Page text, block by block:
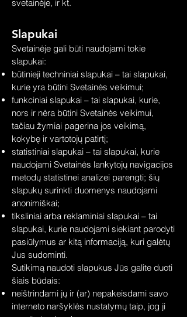
svetainėje, ir kt.
Slapukai
Svetainėje gali būti naudojami tokie
slapukai:
būtinieji techniniai slapukai – tai slapukai,
kurie yra būtini Svetainės veikimui;
funkciniai slapukai – tai slapukai, kurie,
nors ir nėra būtini Svetainės veikimui,
tačiau žymiai pagerina jos veikimą,
kokybę ir vartotojų patirtį;
statistiniai slapukai – tai slapukai, kurie
naudojami Svetainės lankytojų navigacijos
metodų statistinei analizei parengti; šių
slapukų surinkti duomenys naudojami
anonimiškai;
tiksliniai arba reklaminiai slapukai – tai
slapukai, kurie naudojami siekiant parodyti
pasiūlymus ar kitą informaciją, kuri galėtų
Jus sudominti.
Sutikimą naudoti slapukus Jūs galite duoti
šiais būdais:
neištrindami jų ir (ar) nepakeisdami savo
interneto naršyklės nustatymų taip, jog ji